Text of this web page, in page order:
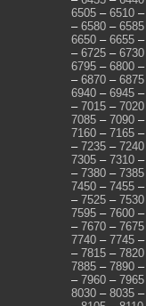
6505 – 6510 –
– 6580 – 6585
6650 – 6655 –
– 6725 – 6730
6795 – 6800 –
– 6870 – 6875
6940 – 6945 –
– 7015 – 7020
7085 – 7090 –
7160 – 7165 –
– 7235 – 7240
7305 – 7310 –
– 7380 – 7385
7450 – 7455 –
– 7525 – 7530
7595 – 7600 –
– 7670 – 7675
7740 – 7745 –
– 7815 – 7820
7885 – 7890 –
– 7960 – 7965
8030 – 8035 –